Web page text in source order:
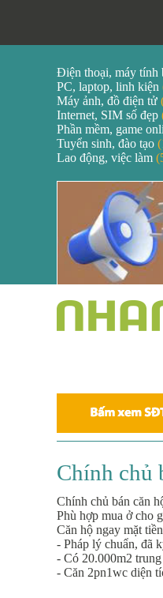
Điện thoại, máy tính
PC, laptop, linh kiện
Máy ảnh, đồ điện tử
Internet, SIM số đẹp
Phần mềm, game
Tuyển sinh, đào tạo
Lao động, việc làm
Chính chủ
Chính chủ bán căn
Phù hợp mua ở cho
Căn hộ ngay mặt
- Pháp lý chuẩn, đã
- Có 20.000m2
- Căn 2pn1wc diện